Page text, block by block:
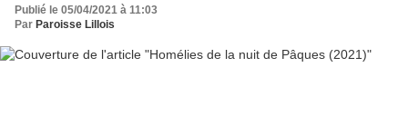
Publié le 05/04/2021 à 11:03
Par Paroisse Lillois